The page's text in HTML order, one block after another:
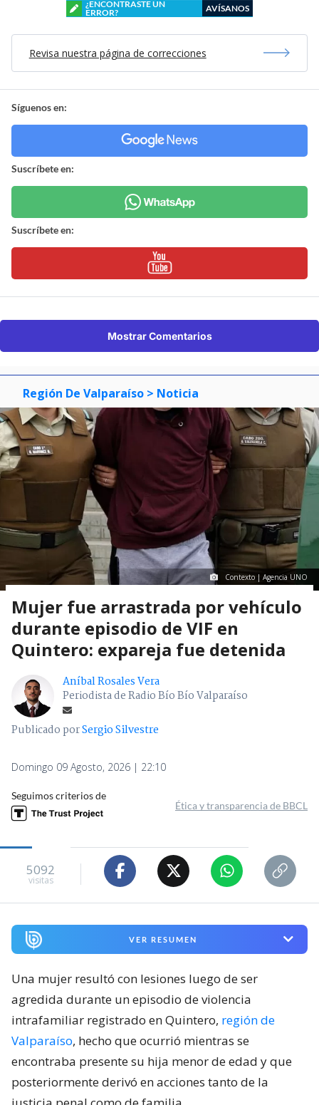
¿ENCONTRASTE UN
ERROR?
AVÍSANOS
Revisa nuestra página de correcciones
Síguenos en:
Suscríbete en:
Suscríbete en:
Mostrar Comentarios
Región De Valparaíso > Noticia
Contexto | Agencia UNO
Mujer fue arrastrada por vehículo
durante episodio de VIF en
Quintero: expareja fue detenida
Aníbal Rosales Vera
Periodista de Radio Bío Bío Valparaíso
Publicado porSergio Silvestre
Domingo 09 Agosto, 2026 | 22:10
Seguimos criterios de
Ética y transparencia de BBCL
5092
visitas
VER RESUMEN
Una mujer resultó con lesiones luego de ser
agredida durante un episodio de violencia
intrafamiliar registrado en Quintero, región de
Valparaíso, hecho que ocurrió mientras se
encontraba presente su hija menor de edad y que
posteriormente derivó en acciones tanto de la